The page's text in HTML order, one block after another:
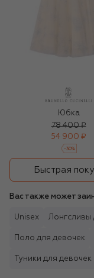
Юбка
78 400 ₽
54 900 ₽
-30%
Быстрая
Вас также может
Unisex Лонгсливы
Поло для девочек
Туники для девочек